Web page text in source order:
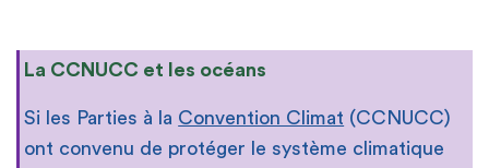
La CCNUCC et les océans
Si les Parties à la Convention Climat (CCNUCC)
ont convenu de protéger le système climatique